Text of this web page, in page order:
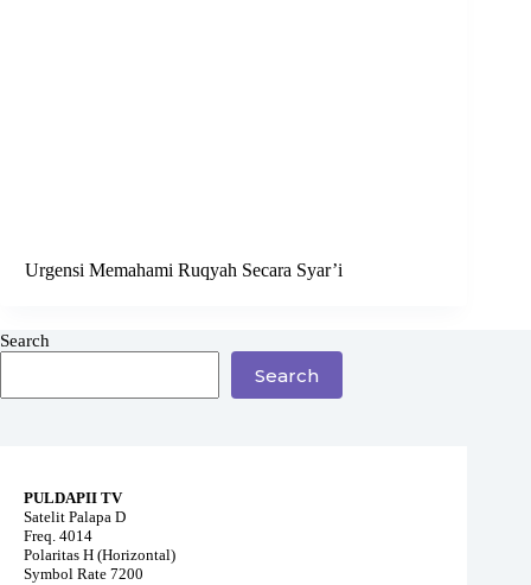
Urgensi Memahami Ruqyah Secara Syar’i
Search
Search
PULDAPII TV
Satelit Palapa D
Freq. 4014
Polaritas H (Horizontal)
Symbol Rate 7200